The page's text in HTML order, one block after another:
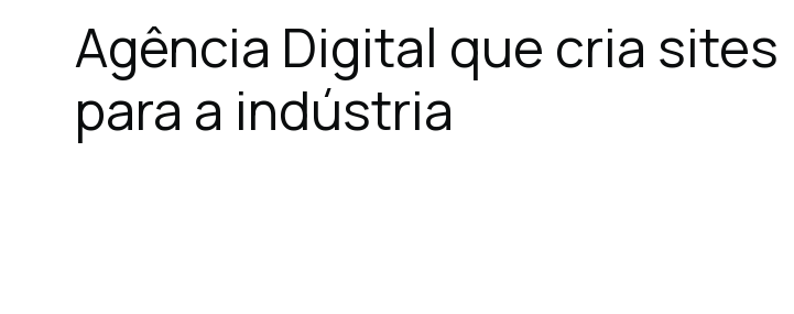
Agência Digital que cria sites
para a indústria